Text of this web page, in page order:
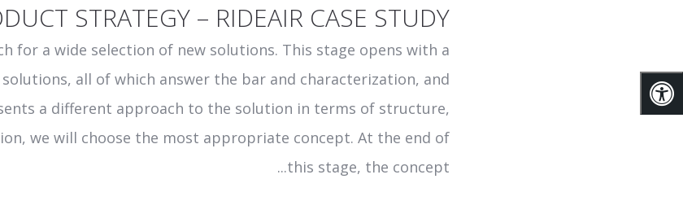
STRATEGY – RIDEAIR CASE STUDY
for a wide selection of new solutions. This stage opens with a
all of which answer the bar and characterization, and
a different approach to the solution in terms of structure,
we will choose the most appropriate concept. At the end of
this stage, the concept...